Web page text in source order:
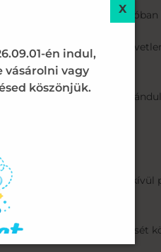
így kétféle pozícióban
szüksége van a
kg-ig) a hosszú séták,
természetes textília rendkívül
is.
folyamatos növekedését
én indul,
vásárolni vagy
köszönjük.